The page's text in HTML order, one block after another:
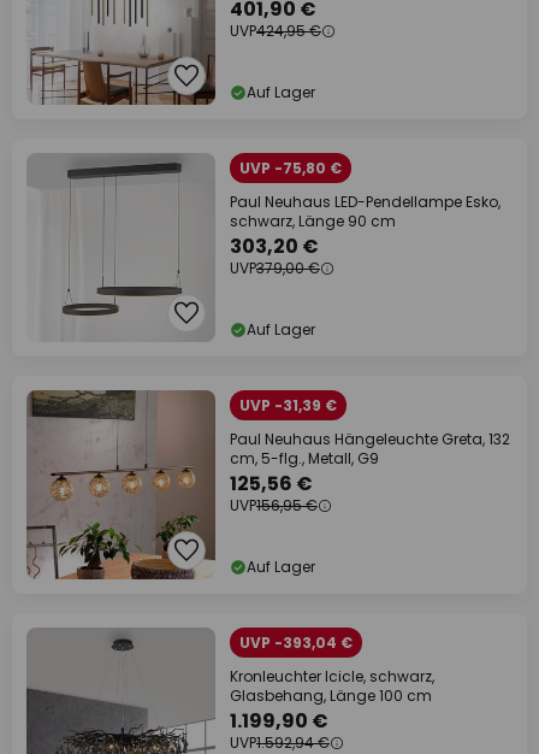
401,90 €
UVP424,95 €
Auf Lager
UVP -75,80 €
Paul Neuhaus LED-Pendellampe Esko,
schwarz, Länge 90 cm
303,20 €
UVP379,00 €
Auf Lager
UVP -31,39 €
Paul Neuhaus Hängeleuchte Greta, 132
cm, 5-flg., Metall, G9
125,56 €
UVP156,95 €
Auf Lager
UVP -393,04 €
Kronleuchter Icicle, schwarz,
Glasbehang, Länge 100 cm
1.199,90 €
UVP1.592,94 €